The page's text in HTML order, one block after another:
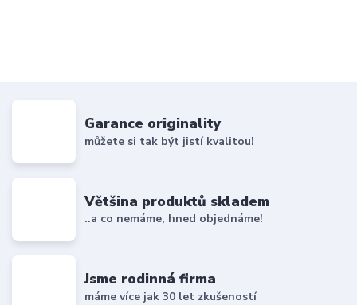
Garance originality
můžete si tak být jistí kvalitou!
Většina produktů skladem
..a co nemáme, hned objednáme!
Jsme rodinná firma
máme více jak 30 let zkušeností